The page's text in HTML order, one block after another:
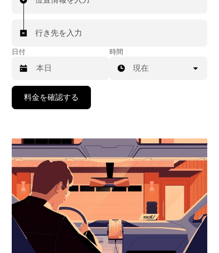
行き先を入力
日付
で
ン
ダ
ー
を
操
作
し、
時間
現在
料金を確認する